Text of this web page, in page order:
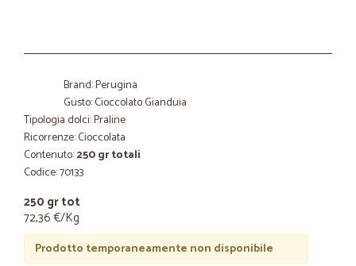
Brand: Perugina
Gusto: Cioccolato Gianduia
Tipologia dolci: Praline
Ricorrenze: Cioccolata
Contenuto:250 gr totali
Codice: 70133
250 gr tot
72,36 €/Kg
Prodotto temporaneamente non disponibile